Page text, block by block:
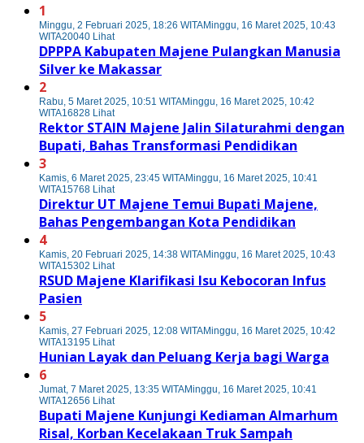
1
Minggu, 2 Februari 2025, 18:26 WITAMinggu, 16 Maret 2025, 10:43
WITA20040 Lihat
DPPPA Kabupaten Majene Pulangkan Manusia
Silver ke Makassar
2
Rabu, 5 Maret 2025, 10:51 WITAMinggu, 16 Maret 2025, 10:42
WITA16828 Lihat
Rektor STAIN Majene Jalin Silaturahmi dengan
Bupati, Bahas Transformasi Pendidikan
3
Kamis, 6 Maret 2025, 23:45 WITAMinggu, 16 Maret 2025, 10:41
WITA15768 Lihat
Direktur UT Majene Temui Bupati Majene,
Bahas Pengembangan Kota Pendidikan
4
Kamis, 20 Februari 2025, 14:38 WITAMinggu, 16 Maret 2025, 10:43
WITA15302 Lihat
RSUD Majene Klarifikasi Isu Kebocoran Infus
Pasien
5
Kamis, 27 Februari 2025, 12:08 WITAMinggu, 16 Maret 2025, 10:42
WITA13195 Lihat
Hunian Layak dan Peluang Kerja bagi Warga
6
Jumat, 7 Maret 2025, 13:35 WITAMinggu, 16 Maret 2025, 10:41
WITA12656 Lihat
Bupati Majene Kunjungi Kediaman Almarhum
Risal, Korban Kecelakaan Truk Sampah